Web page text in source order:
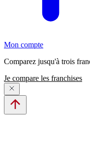
Mon compte
Comparez jusqu'à trois
Je compare les franchises